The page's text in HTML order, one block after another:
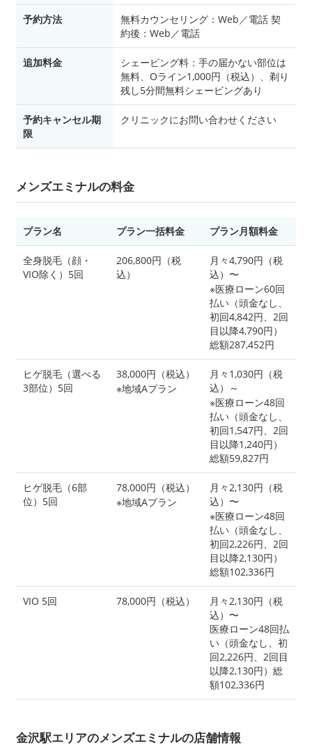
予約方法
無料カウンセリング：Web／電話 契
約後：Web／電話
追加料金
シェービング料：手の届かない部位は
無料、Oライン1,000円（税込）、剃り
残し5分間無料シェービングあり
予約キャンセル期
限
クリニックにお問い合わせください
メンズエミナルの料金
プラン名 プラン一括料金 プラン月額料金
全身脱毛（顔・
VIO除く）5回
206,800円（税
込）
月々4,790円（税
込）〜
※医療ローン60回
払い（頭金なし、
初回4,842円、2回
目以降4,790円）
総額287,452円
ヒゲ脱毛（選べる
3部位）5回
38,000円（税込）
※地域Aプラン
月々1,030円（税
込）～
※医療ローン48回
払い（頭金なし、
初回1,547円、2回
目以降1,240円）
総額59,827円
ヒゲ脱毛（6部
位）5回
78,000円（税込）
※地域Aプラン
月々2,130円（税
込）〜
※医療ローン48回
払い（頭金なし、
初回2,226円、2回
目以降2,130円）
総額102,336円
VIO 5回 78,000円（税込）
月々2,130円（税
込）〜
医療ローン48回払
い（頭金なし、初
回2,226円、2回目
以降2,130円）総
額102,336円
金沢駅エリアのメンズエミナルの店舗情報